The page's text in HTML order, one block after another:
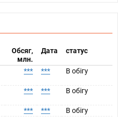
Обсяг,
млн.
Дата статус
*** *** В обігу
*** *** В обігу
*** ***
В обігу